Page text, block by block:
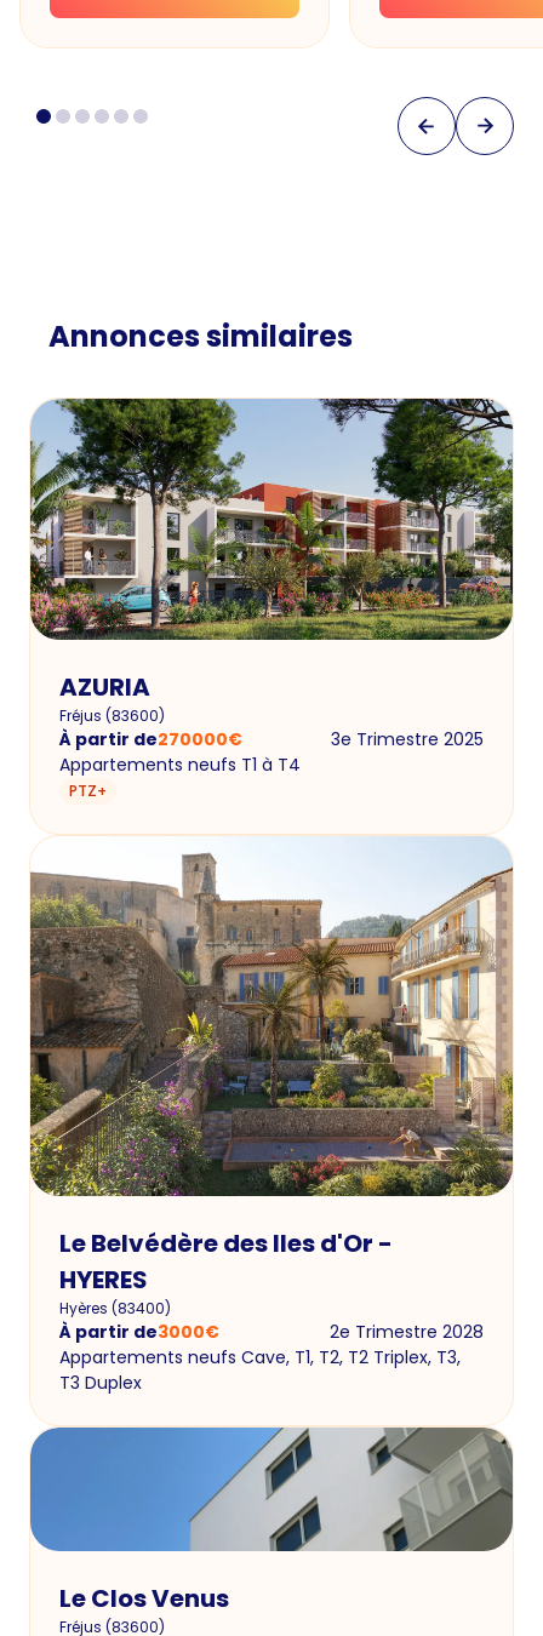
Annonces similaires
AZURIA
Fréjus (83600)
À partir de270000€
3e Trimestre 2025
Appartements neufs T1 à T4
PTZ+
Le Belvédère des Iles d'Or -
HYERES
Hyères (83400)
À partir de3000€
2e Trimestre 2028
Appartements neufs Cave, T1, T2, T2 Triplex, T3,
T3 Duplex
Le Clos Venus
Fréjus (83600)